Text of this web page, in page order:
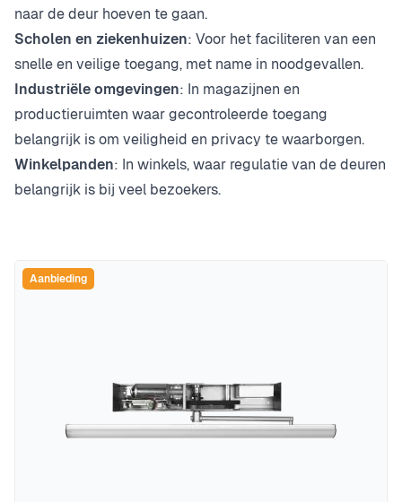
naar de deur hoeven te gaan.
Scholen en ziekenhuizen: Voor het faciliteren van een
snelle en veilige toegang, met name in noodgevallen.
Industriële omgevingen: In magazijnen en
productieruimten waar gecontroleerde toegang
belangrijk is om veiligheid en privacy te waarborgen.
Winkelpanden: In winkels, waar regulatie van de deuren
belangrijk is bij veel bezoekers.
Aanbieding